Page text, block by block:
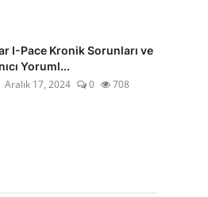
I-Pace Kronik Sorunları ve
Yoruml...
Aralık 17, 2024 0 708